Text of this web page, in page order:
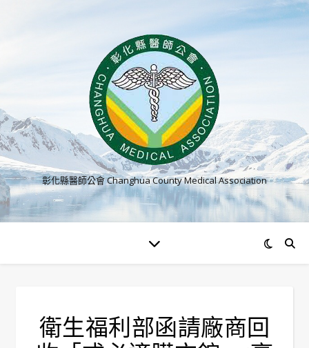
彰化縣醫師公會 Changhua County Medical Association
衛生福利部函請廠商回